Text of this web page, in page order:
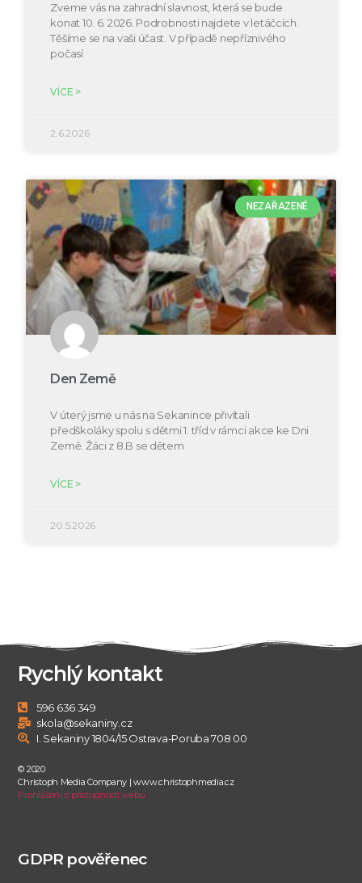
Zveme vás na zahradní slavnost, která se bude
konat 10. 6. 2026. Podrobnosti najdete v letáčcích.
Těšíme se na vaši účast. V případě nepříznivého
počasí
VÍCE >
2.6.2026
NEZAŘAZENÉ
Den Země
V úterý jsme u nás na Sekanince přivítali
předškoláky spolu s dětmi 1. tříd v rámci akce ke Dni
Země. Žáci z 8.B se dětem
VÍCE >
20.5.2026
Rychlý kontakt
596 636 349
skola@sekaniny.cz
I. Sekaniny 1804/15 Ostrava-Poruba 708 00
© 2020
Christoph Media Company | www.christophmedia.cz
Prohlášení o přístupnosti webu
GDPR pověřenec